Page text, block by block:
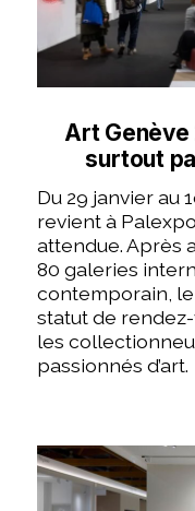
Art Genève
surtout
Du 29 janvier au
revient à
attendue. Après
80 galeries
contemporain,
statut de
les
passionnés d’art.